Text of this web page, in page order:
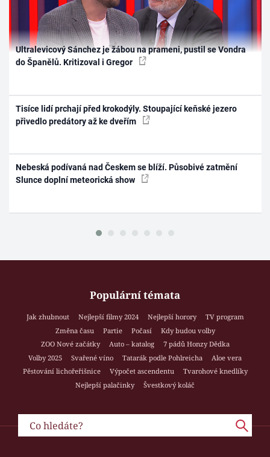
Ultralevicový Sánchez je žábou na prameni, pustil se Vondra
do Španělů. Kritizoval i Gregor
Tisíce lidí prchají před krokodýly. Stoupající keňské jezero
přivedlo predátory až ke dveřím
Nebeská podívaná nad Českem se blíží. Působivé zatmění
Slunce doplní meteorická show
Populární témata
Jak zhubnout Nejlepší filmy 2024 Nejlepší horory
TV program
Změna času
Partie Počasí
Kdy budou volby
ZOO Nové začátky
Auto – katalog
7 pádů Honzy Dědka
Volby 2025
Svařené víno Tatarák podle Pohlreicha
Aloe vera
Pěstování lichořeřišnice
Výpočet ascendentu
Tvarohové knedlíky
Nejlepší palačinky
Švestkový koláč